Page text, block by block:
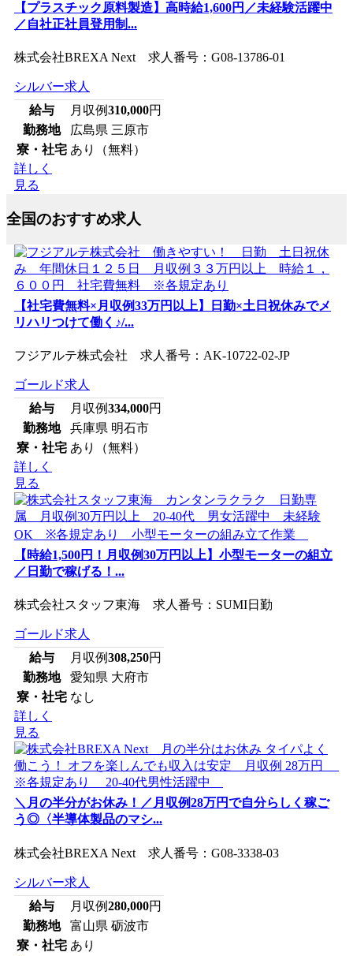
【プラスチック原料製造】高時給1,600円／未経験活躍中
／自社正社員登用制...
株式会社BREXA Next 求人番号：G08-13786-01
シルバー求人
給与
月収例310,000円
勤務地
広島県 三原市
寮・社宅 あり（無料）
詳しく
見る
全国のおすすめ求人
【社宅費無料×月収例33万円以上】日勤×土日祝休みでメ
リハリつけて働く♪/...
フジアルテ株式会社 求人番号：AK-10722-02-JP
ゴールド求人
給与
月収例334,000円
勤務地
兵庫県 明石市
寮・社宅 あり（無料）
詳しく
見る
【時給1,500円！月収例30万円以上】小型モーターの組立
／日勤で稼げる！...
株式会社スタッフ東海 求人番号：SUMI日勤
ゴールド求人
給与
月収例308,250円
勤務地
愛知県 大府市
寮・社宅 なし
詳しく
見る
＼月の半分がお休み！／月収例28万円で自分らしく稼ご
う◎〈半導体製品のマシ...
株式会社BREXA Next 求人番号：G08-3338-03
シルバー求人
給与
月収例280,000円
勤務地
富山県 砺波市
寮・社宅 あり